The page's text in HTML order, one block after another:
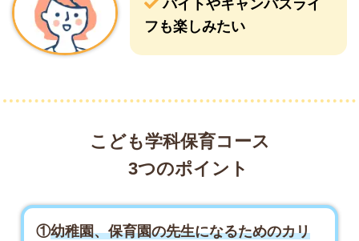
バイトやキャンパスライ
フも楽しみたい
こども学科保育コース
3つのポイント
①幼稚園、保育園の先生になるためのカリ